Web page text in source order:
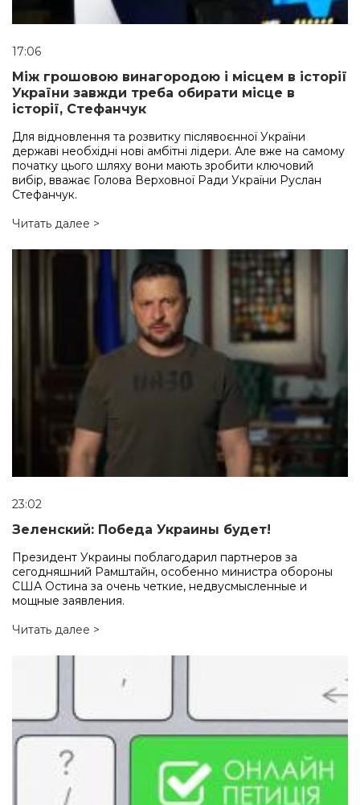
17:06
Між грошовою винагородою і місцем в історії
України завжди треба обирати місце в
історії, Стефанчук
Для відновлення та розвитку післявоєнної України
державі необхідні нові амбітні лідери. Але вже на самому
початку цього шляху вони мають зробити ключовий
вибір, вважає Голова Верховної Ради України Руслан
Стефанчук.
Читать далее >
23:02
Зеленский: Победа Украины будет!
Президент Украины поблагодарил партнеров за
сегодняшний Рамштайн, особенно министра обороны
США Остина за очень четкие, недвусмысленные и
мощные заявления.
Читать далее >